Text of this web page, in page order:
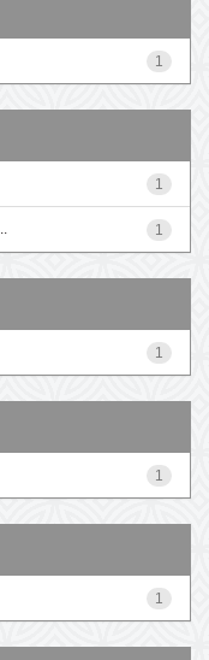
1
1
1
1
1
1